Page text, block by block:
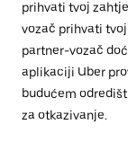
prihvati tvoj
vozač prihvati
partner-vozač
aplikaciji Uber
budućem
za otkazivanje.